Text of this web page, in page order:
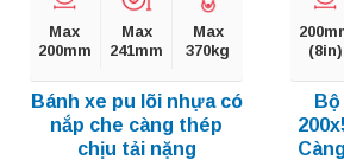
Max
200mm
Max
241mm
Max
370kg
Bánh xe pu lõi nhựa có
nắp che càng thép
chịu tải nặng
(8in)